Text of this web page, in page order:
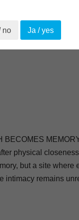
BECOMES
physical
but a site
intimacy remains
no Ja / yes